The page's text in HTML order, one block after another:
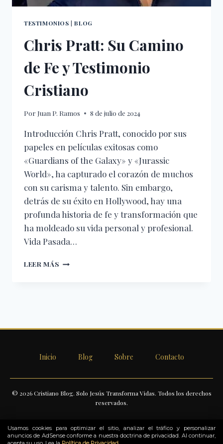
TESTIMONIOS |BLOG
Chris Pratt: Su Camino
de Fe y Testimonio
Cristiano
Por Juan P. Ramos 8 de julio de 2024
Introducción Chris Pratt, conocido por sus
papeles en películas exitosas como
«Guardians of the Galaxy» y «Jurassic
World», ha capturado el corazón de muchos
con su carisma y talento. Sin embargo,
detrás de su éxito en Hollywood, hay una
profunda historia de fe y transformación que
ha moldeado su vida personal y profesional.
Vida Pasada…
LEER MÁS CHRIS
Inicio Blog Sobre Contacto
© 2026 Cristiano Blog. Solo Jesús Transforma Vidas. Todos los derechos
reservados.
Usamos cookies para optimizar el sitio, analizar el tráfico y personalizar
anuncios de AdSense conforme a nuestra doctrina de privacidad. Al continuar,